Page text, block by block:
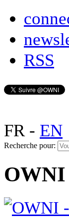
RSS
FR- EN
Recherche pour:
OWNI